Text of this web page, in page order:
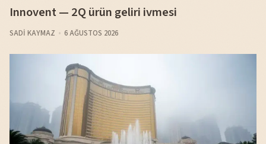
Innovent — 2Q ürün geliri ivmesi
SADI KAYMAZ 6 AĞUSTOS 2026